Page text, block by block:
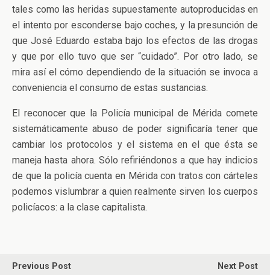
tales como las heridas supuestamente autoproducidas en
el intento por esconderse bajo coches, y la presunción de
que José Eduardo estaba bajo los efectos de las drogas
y que por ello tuvo que ser “cuidado”. Por otro lado, se
mira así el cómo dependiendo de la situación se invoca a
conveniencia el consumo de estas sustancias.
El reconocer que la Policía municipal de Mérida comete
sistemáticamente abuso de poder significaría tener que
cambiar los protocolos y el sistema en el que ésta se
maneja hasta ahora. Sólo refiriéndonos a que hay indicios
de que la policía cuenta en Mérida con tratos con cárteles
podemos vislumbrar a quien realmente sirven los cuerpos
policíacos: a la clase capitalista.
Previous Post
Next Post